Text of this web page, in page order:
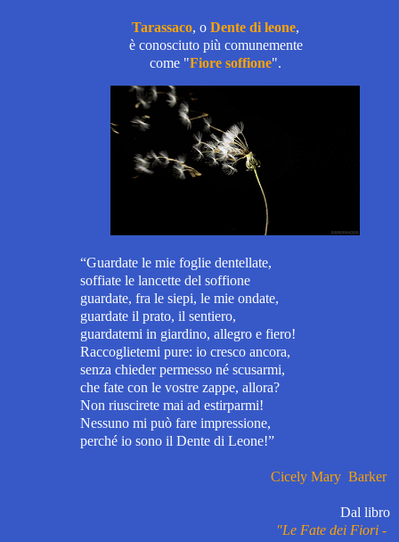
Tarassaco, o Dente di leone,
è conosciuto più comunemente
come "Fiore soffione".
“Guardate le mie foglie dentellate,
soffiate le lancette del soffione
guardate, fra le siepi, le mie ondate,
guardate il prato, il sentiero,
guardatemi in giardino, allegro e fiero!
Raccoglietemi pure: io cresco ancora,
senza chieder permesso né scusarmi,
che fate con le vostre zappe, allora?
Non riuscirete mai ad estirparmi!
Nessuno mi può fare impressione,
perché io sono il Dente di Leone!”
Cicely Mary Barker
Dal libro
"Le Fate dei Fiori -